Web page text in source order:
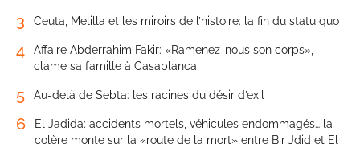
3 Ceuta, Melilla et les miroirs de l’histoire: la fin du statu quo
4
Affaire Abderrahim Fakir: «Ramenez-nous son corps»,
clame sa famille à Casablanca
5 Au-delà de Sebta: les racines du désir d’exil
6
El Jadida: accidents mortels, véhicules endommagés… la
colère monte sur la «route de la mort» entre Bir Jdid et El